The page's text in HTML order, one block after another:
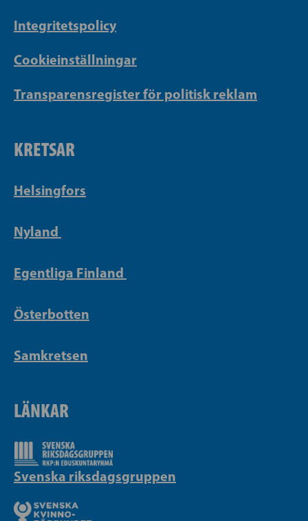
Integritetspolicy
Cookieinställningar
Transparensregister för politisk reklam
KRETSAR
Helsingfors
Nyland
Egentliga Finland
Österbotten
Samkretsen
LÄNKAR
Svenska riksdagsgruppen